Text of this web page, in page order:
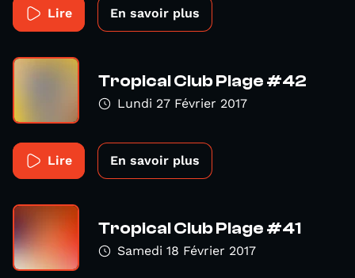
Lire En savoir plus
Tropical Club Plage #42
Lundi 27 Février 2017
Lire En savoir plus
Tropical Club Plage #41
Samedi 18 Février 2017